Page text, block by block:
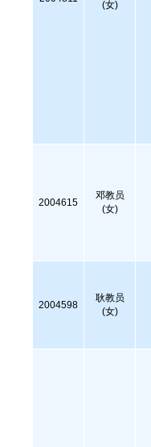
(女)
2004615
邓教员
(女)
2004598
耿教员
(女)